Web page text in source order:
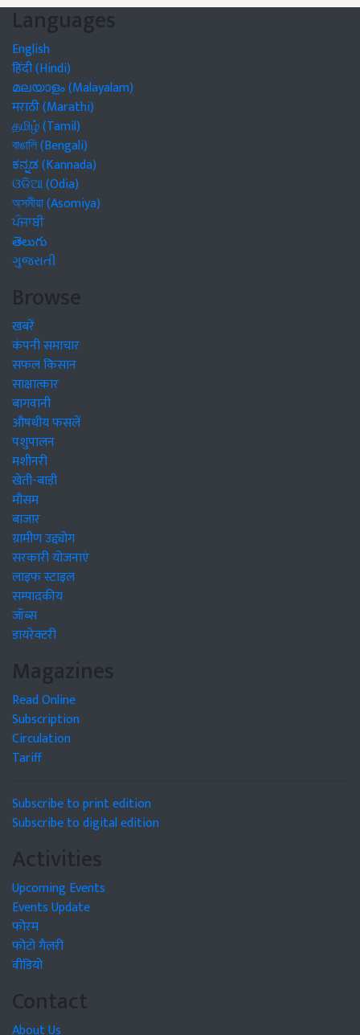
Languages
English
हिंदी (Hindi)
മലയാളം (Malayalam)
मराठी (Marathi)
தமிழ் (Tamil)
বাঙালি (Bengali)
ಕನ್ನಡ (Kannada)
ଓଡିଆ (Odia)
অসমীয়া (Asomiya)
ਪੰਜਾਬੀ
తెలుగు
ગુજરાતી
Browse
खबरें
कंपनी समाचार
सफल किसान
साक्षात्कार
बागवानी
औषधीय फसलें
पशुपालन
मशीनरी
खेती-बाड़ी
मौसम
बाजार
ग्रामीण उद्द्योग
सरकारी योजनाएं
लाइफ स्टाइल
सम्पादकीय
जॉब्स
डायरेक्टरी
Magazines
Read Online
Subscription
Circulation
Tariff
Subscribe to print edition
Subscribe to digital edition
Activities
Upcoming Events
Events Update
फोरम
फोटो गैलरी
वीडियो
Contact
About Us